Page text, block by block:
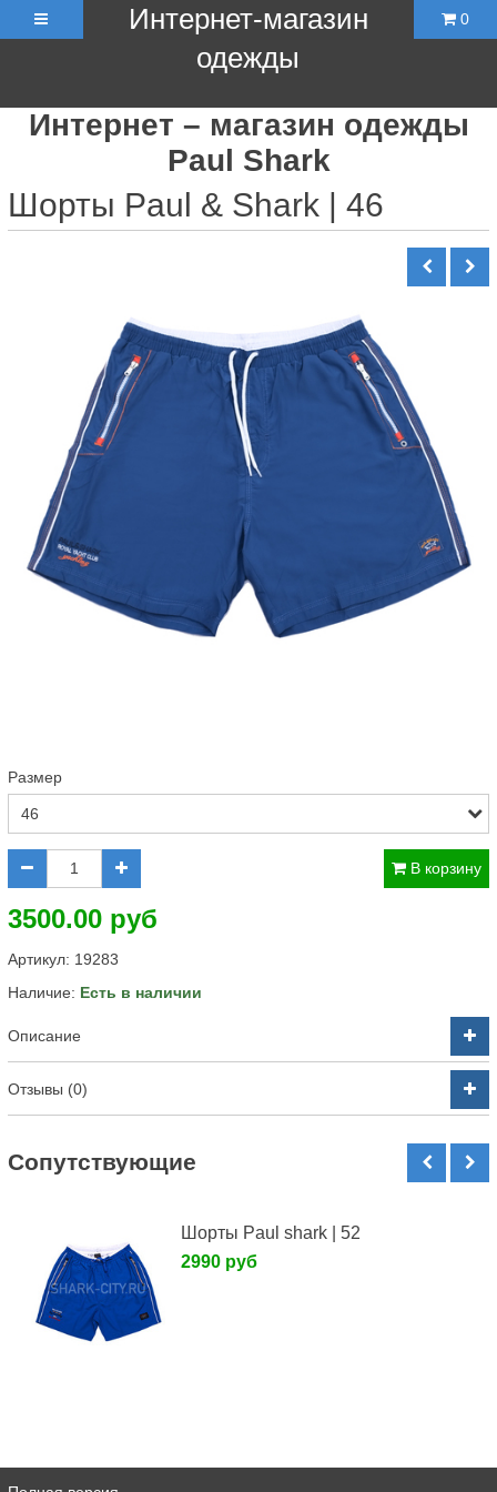
Интернет-магазин
одежды
0
Интернет – магазин одежды
Paul Shark
Шорты Paul & Shark | 46
Размер
В корзину
3500.00 руб
Артикул: 19283
Наличие: Есть в наличии
Описание
Отзывы (0)
Cопутствующие
Шорты Paul shark | 52
2990 руб